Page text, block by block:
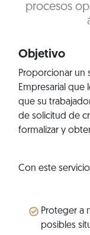
procesos
Objetivo
Proporcionar un
Empresarial que
que su
de solicitud de
formalizar y
Con este
Proteger a
posibles